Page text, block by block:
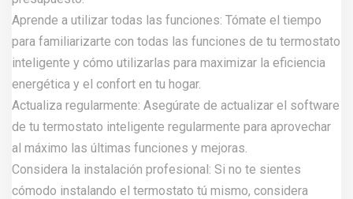
Aprende a utilizar todas las funciones: Tómate el tiempo
para familiarizarte con todas las funciones de tu termostato
inteligente y cómo utilizarlas para maximizar la eficiencia
energética y el confort en tu hogar.
Actualiza regularmente: Asegúrate de actualizar el software
de tu termostato inteligente regularmente para aprovechar
al máximo las últimas funciones y mejoras.
Considera la instalación profesional: Si no te sientes
cómodo instalando el termostato tú mismo, considera